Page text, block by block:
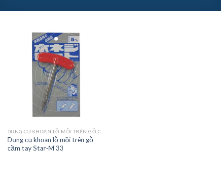
DỤNG CỤ KHOAN LỖ MỒI TRÊN GỖ CẦM TAY STAR-M 33
Dụng cụ khoan lỗ mồi trên gỗ
cầm tay Star-M 33